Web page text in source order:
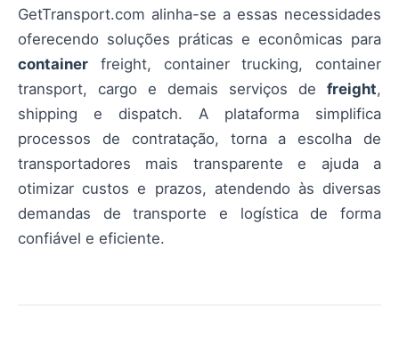
GetTransport.com alinha-se a essas necessidades
oferecendo soluções práticas e econômicas para
container freight, container trucking, container
transport, cargo e demais serviços de freight,
shipping e dispatch. A plataforma simplifica
processos de contratação, torna a escolha de
transportadores mais transparente e ajuda a
otimizar custos e prazos, atendendo às diversas
demandas de transporte e logística de forma
confiável e eficiente.